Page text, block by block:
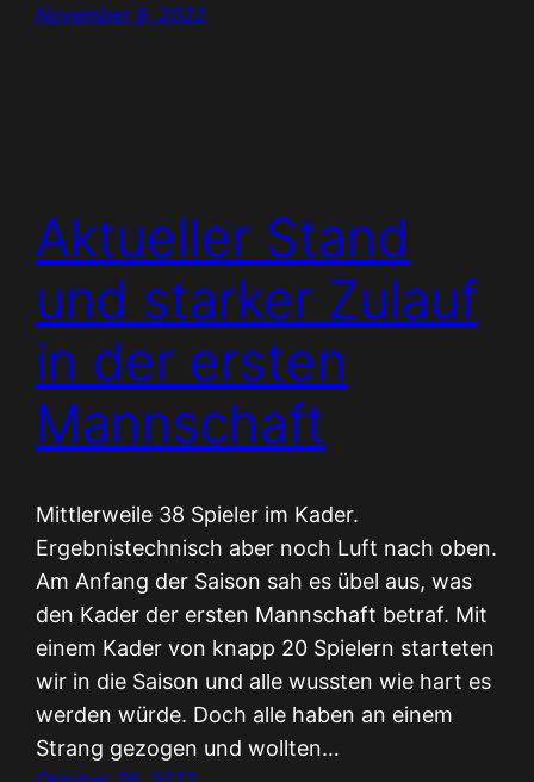
November 9, 2022
Aktueller Stand
und starker Zulauf
in der ersten
Mannschaft
Mittlerweile 38 Spieler im Kader.
Ergebnistechnisch aber noch Luft nach oben.
Am Anfang der Saison sah es übel aus, was
den Kader der ersten Mannschaft betraf. Mit
einem Kader von knapp 20 Spielern starteten
wir in die Saison und alle wussten wie hart es
werden würde. Doch alle haben an einem
Strang gezogen und wollten…